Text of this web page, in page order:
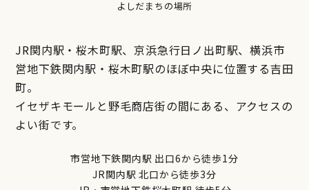
よしだまちの場所
JR関内駅・桜木町駅、京浜急行日ノ出町駅、横浜市
営地下鉄関内駅・桜木町駅のほぼ中央に位置する吉田
町。
イセザキモールと野毛商店街の間にある、アクセスの
よい街です。
市営地下鉄関内駅 出口6から徒歩1分
JR関内駅 北口から徒歩3分